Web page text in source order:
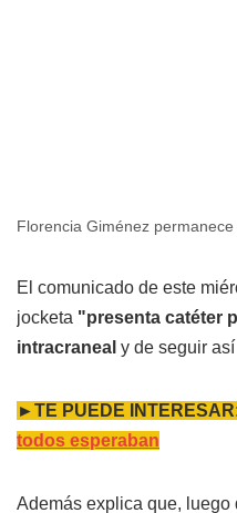
Florencia Giménez
El comunicado de este
jocketa "presenta catéter
intracraneal y de seguir
►TE PUEDE
todos esperaban
Además explica que, luego